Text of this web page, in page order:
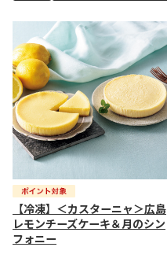
【冷凍】＜カスターニャ＞広島
レモンチーズケーキ＆月のシン
フォニー